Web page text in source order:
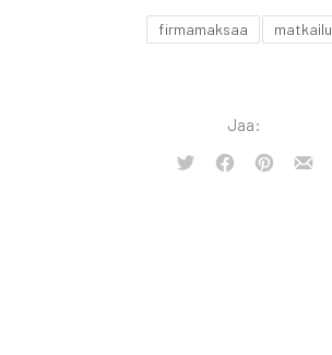
firmamaksaa matkailu
Jaa:
Tweet
Share
Share